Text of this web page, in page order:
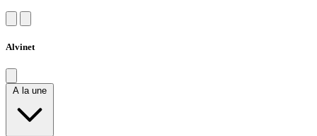
Alvinet
A la une